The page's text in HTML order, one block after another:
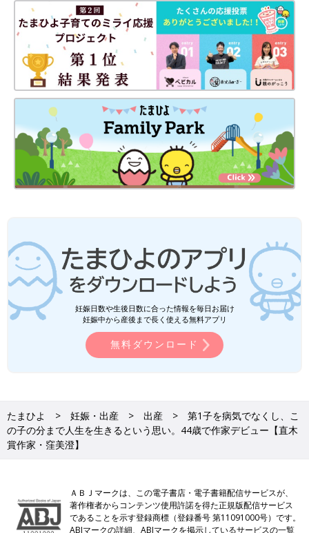
妊娠日数や生後日数に合った情報を毎日お届け
妊娠中から産後まで長く使える無料アプリ
無料ダウンロード
たまひよ 妊娠・出産 出産
第1子を病気でなくし、こ
の子の分まで人生を生きるという思い。44歳で作家デビュー【直木
賞作家・窪美澄】
ＡＢＪマークは、この電子書店・電子書籍配信サービスが、
著作権者からコンテンツ使用許諾を得た正規版配信サービス
であることを示す登録商標（登録番号 第11091000号）です。
ABJマークの詳細、ABJマークを掲示しているサービスの一覧